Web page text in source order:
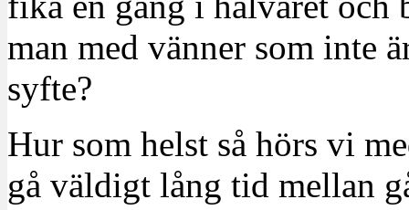
man med vänner som inte
syfte?
Hur som helst så hörs vi
gå väldigt lång tid mellan